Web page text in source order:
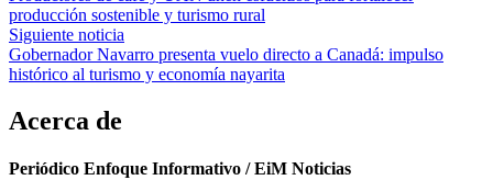
de
entradas
producción sostenible y turismo rural
Siguiente noticia
Gobernador Navarro presenta vuelo directo a Canadá: impulso
histórico al turismo y economía nayarita
Acerca de
Periódico Enfoque Informativo / EiM Noticias